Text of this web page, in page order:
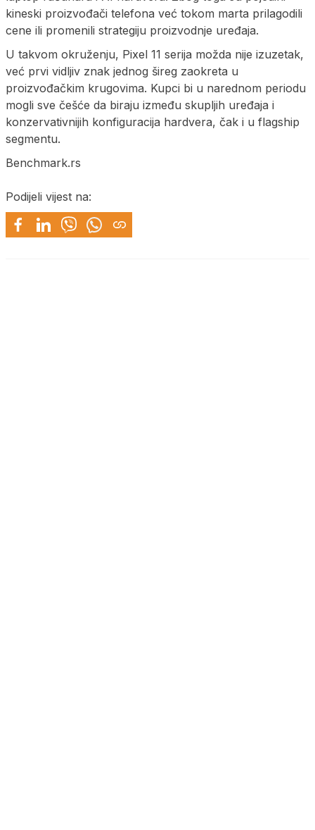
kineski proizvođači telefona već tokom marta prilagodili
cene ili promenili strategiju proizvodnje uređaja.
U takvom okruženju, Pixel 11 serija možda nije izuzetak,
već prvi vidljiv znak jednog šireg zaokreta u
proizvođačkim krugovima. Kupci bi u narednom periodu
mogli sve češće da biraju između skupljih uređaja i
konzervativnijih konfiguracija hardvera, čak i u flagship
segmentu.
Benchmark.rs
Podijeli vijest na: